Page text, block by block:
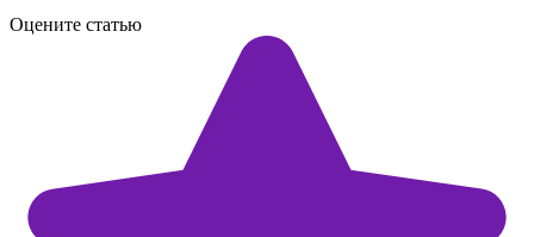
Оцените статью